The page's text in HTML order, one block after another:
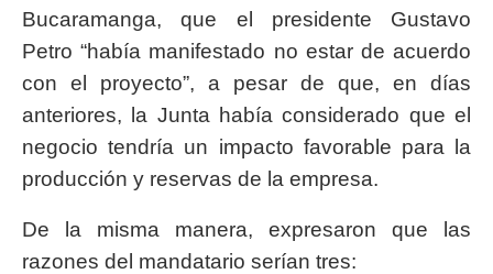
Bucaramanga, que el presidente Gustavo
Petro “había manifestado no estar de acuerdo
con el proyecto”, a pesar de que, en días
anteriores, la Junta había considerado que el
negocio tendría un impacto favorable para la
producción y reservas de la empresa.
De la misma manera, expresaron que las
razones del mandatario serían tres: